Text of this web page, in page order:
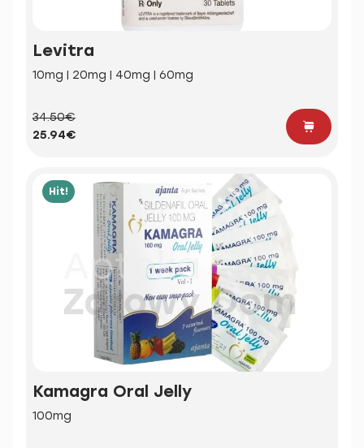
Levitra
10mg | 20mg | 40mg | 60mg
34.50€
25.94€
Hit!
Kamagra Oral Jelly
100mg